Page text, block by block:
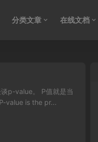
分类文章 在线文档
p-value。 P值就是当
value is the pr...